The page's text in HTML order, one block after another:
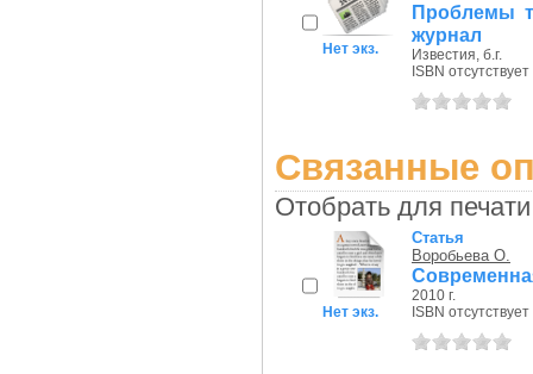
Нет экз.
Проблемы
журнал
Известия, б.г.
ISBN отсутствует
Связанные
Отобрать для
Нет экз.
Статья
Воробьева О.
2010 г.
ISBN отсутствует